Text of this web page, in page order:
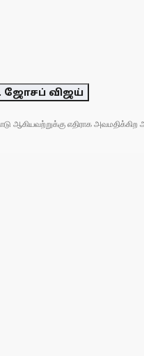
ஜோசப் விஜய்
ஆகியவற்றுக்கு எதிராக